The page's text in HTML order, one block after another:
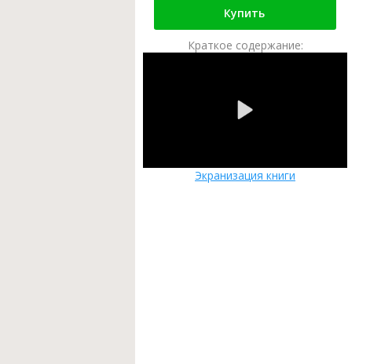
Купить
Краткое содержание:
Экранизация книги